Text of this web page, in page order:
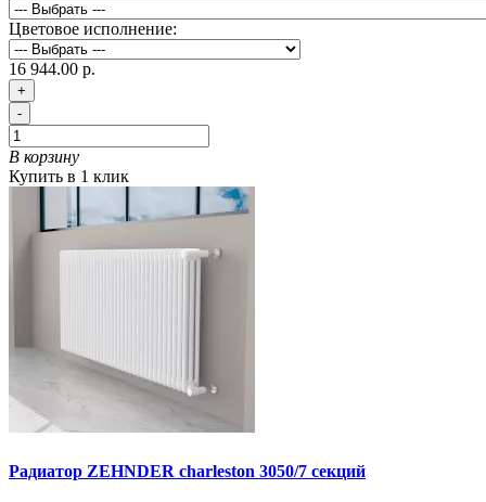
Цветовое исполнение:
16 944.00 р.
+
-
В корзину
Купить в 1 клик
Радиатор ZEHNDER charleston 3050/7 секций